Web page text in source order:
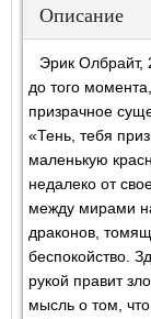
Описание
Эрик Олбрайт,
до того
призрачное
«Тень, тебя
маленькую
недалеко от
между мирами
драконов,
беспокойство.
рукой правит
мысль о том,